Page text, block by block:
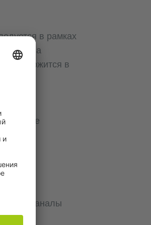
в рамках
содержится в
не
каналы